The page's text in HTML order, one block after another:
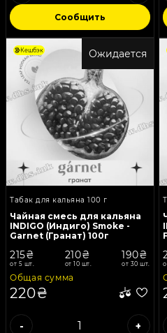
Сообщить
Ожидается
Кешбэк
Табак для кальяна 100 г
Чайная смесь для кальяна
INDIGO (Индиго) Smoke -
Garnet (Гранат) 100г
215₴
от 5 шт.
210₴
от 10 шт.
190₴
от 30 шт.
Общая сумма
220₴
- +